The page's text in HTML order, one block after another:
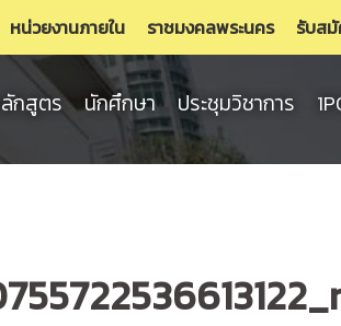
หน่วยงานภายใน ราชมงคลพระนคร รับส
กสูตร นักศึกษา ประชุมวิชาการ